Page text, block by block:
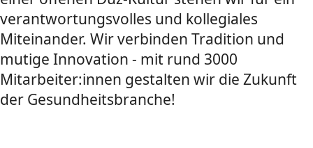
verantwortungsvolles und kollegiales
Miteinander. Wir verbinden Tradition und
mutige Innovation - mit rund 3000
Mitarbeiter:innen gestalten wir die Zukunft
der Gesundheitsbranche!